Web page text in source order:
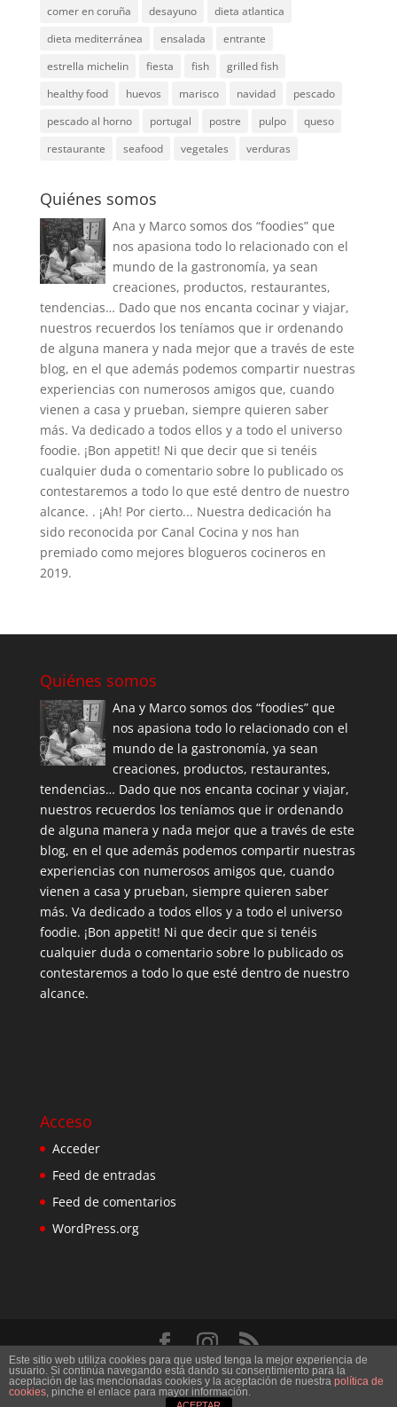
comer en coruña
desayuno
dieta atlantica
dieta mediterránea
ensalada
entrante
estrella michelin
fiesta fish
grilled fish
healthy food
huevos marisco navidad
pescado
pescado al horno
portugal postre pulpo
queso
restaurante
seafood vegetales verduras
Quiénes somos
Ana y Marco somos dos “foodies” que
nos apasiona todo lo relacionado con el
mundo de la gastronomía, ya sean
creaciones, productos, restaurantes,
tendencias… Dado que nos encanta cocinar y viajar,
nuestros recuerdos los teníamos que ir ordenando
de alguna manera y nada mejor que a través de este
blog, en el que además podemos compartir nuestras
experiencias con numerosos amigos que, cuando
vienen a casa y prueban, siempre quieren saber
más. Va dedicado a todos ellos y a todo el universo
foodie. ¡Bon appetit! Ni que decir que si tenéis
cualquier duda o comentario sobre lo publicado os
contestaremos a todo lo que esté dentro de nuestro
alcance. . ¡Ah! Por cierto... Nuestra dedicación ha
sido reconocida por Canal Cocina y nos han
premiado como mejores blogueros cocineros en
2019.
Quiénes somos
Ana y Marco somos dos “foodies” que
nos apasiona todo lo relacionado con el
mundo de la gastronomía, ya sean
creaciones, productos, restaurantes,
tendencias… Dado que nos encanta cocinar y viajar,
nuestros recuerdos los teníamos que ir ordenando
de alguna manera y nada mejor que a través de este
blog, en el que además podemos compartir nuestras
experiencias con numerosos amigos que, cuando
vienen a casa y prueban, siempre quieren saber
más. Va dedicado a todos ellos y a todo el universo
foodie. ¡Bon appetit! Ni que decir que si tenéis
cualquier duda o comentario sobre lo publicado os
contestaremos a todo lo que esté dentro de nuestro
alcance.
Acceso
Acceder
Feed de entradas
Feed de comentarios
WordPress.org
Diseñado porElegant Themes| Desarrollado por
WordPress
Este sitio web utiliza cookies para que usted tenga la mejor experiencia de
usuario. Si continúa navegando está dando su consentimiento para la
aceptación de las mencionadas cookies y la aceptación de nuestra política de
cookies, pinche el enlace para mayor información.